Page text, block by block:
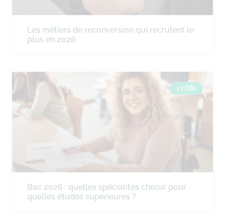
Les métiers de reconversion qui recrutent le
plus en 2026
LYCÉE
Bac 2026 : quelles spécialités choisir pour
quelles études supérieures ?